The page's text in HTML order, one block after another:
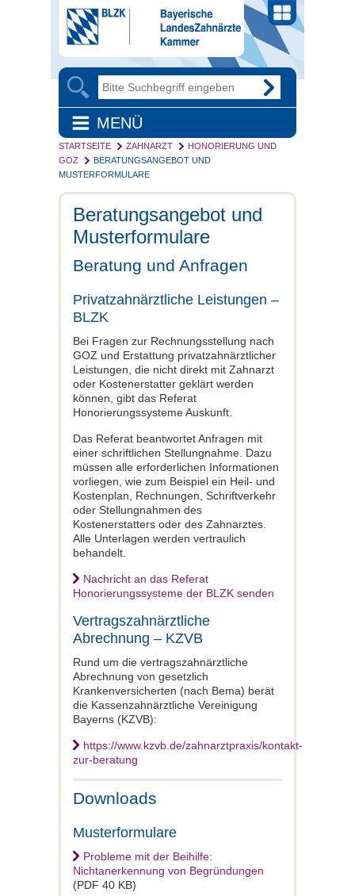
MENÜ
STARTSEITE ZAHNARZT
HONORIERUNG UND
GOZ
BERATUNGSANGEBOT UND
MUSTERFORMULARE
Beratungsangebot und
Musterformulare
Beratung und Anfragen
Privatzahnärztliche Leistungen –
BLZK
Bei Fragen zur Rechnungsstellung nach
GOZ und Erstattung privatzahnärztlicher
Leistungen, die nicht direkt mit Zahnarzt
oder Kostenerstatter geklärt werden
können, gibt das Referat
Honorierungssysteme Auskunft.
Das Referat beantwortet Anfragen mit
einer schriftlichen Stellungnahme. Dazu
müssen alle erforderlichen Informationen
vorliegen, wie zum Beispiel ein Heil- und
Kostenplan, Rechnungen, Schriftverkehr
oder Stellungnahmen des
Kostenerstatters oder des Zahnarztes.
Alle Unterlagen werden vertraulich
behandelt.
Nachricht an das Referat
Honorierungssysteme der BLZK senden
Vertragszahnärztliche
Abrechnung – KZVB
Rund um die vertragszahnärztliche
Abrechnung von gesetzlich
Krankenversicherten (nach Bema) berät
die Kassenzahnärztliche Vereinigung
Bayerns (KZVB):
https://www.kzvb.de/zahnarztpraxis/kontakt-
zur-beratung
Downloads
Musterformulare
Probleme mit der Beihilfe:
Nichtanerkennung von Begründungen
(PDF 40 KB)